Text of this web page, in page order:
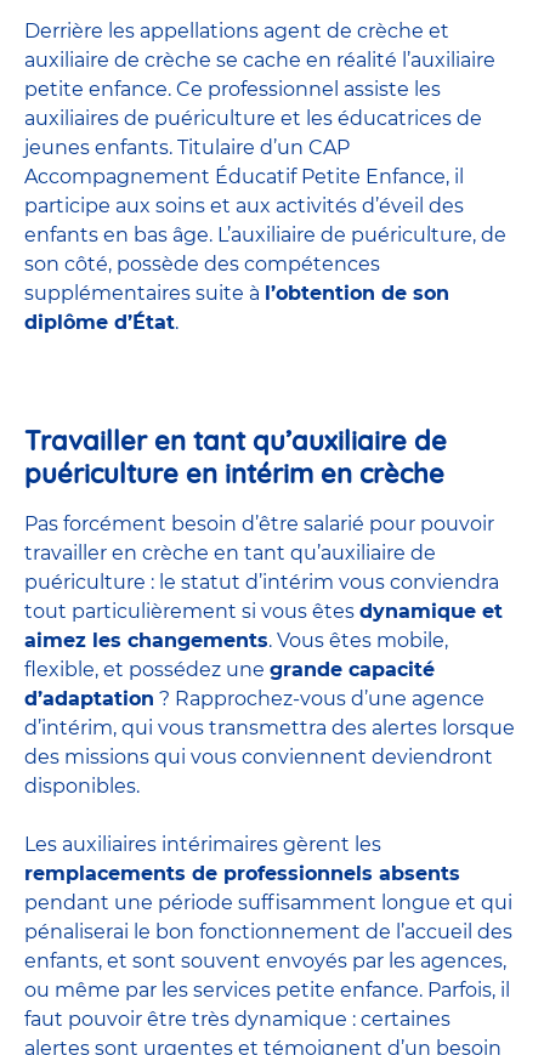
Derrière les appellations agent de crèche et
auxiliaire de crèche se cache en réalité l’auxiliaire
petite enfance. Ce professionnel assiste les
auxiliaires de puériculture et les éducatrices de
jeunes enfants. Titulaire d’un CAP
Accompagnement Éducatif Petite Enfance, il
participe aux soins et aux activités d’éveil des
enfants en bas âge. L’auxiliaire de puériculture, de
son côté, possède des compétences
supplémentaires suite à l’obtention de son
diplôme d’État.
Travailler en tant qu’auxiliaire de
puériculture en intérim en crèche
Pas forcément besoin d’être salarié pour pouvoir
travailler en crèche en tant qu’auxiliaire de
puériculture : le statut d’intérim vous conviendra
tout particulièrement si vous êtes dynamique et
aimez les changements. Vous êtes mobile,
flexible, et possédez une grande capacité
d’adaptation ? Rapprochez-vous d’une agence
d’intérim, qui vous transmettra des alertes lorsque
des missions qui vous conviennent deviendront
disponibles.
Les auxiliaires intérimaires gèrent les
remplacements de professionnels absents
pendant une période suffisamment longue et qui
pénaliserai le bon fonctionnement de l’accueil des
enfants, et sont souvent envoyés par les agences,
ou même par les services petite enfance. Parfois, il
faut pouvoir être très dynamique : certaines
alertes sont urgentes et témoignent d’un besoin